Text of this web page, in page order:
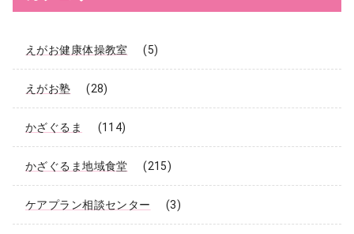
えがお健康体操教室 (5)
えがお塾 (28)
かざぐるま (114)
かざぐるま地域食堂 (215)
ケアプラン相談センター (3)